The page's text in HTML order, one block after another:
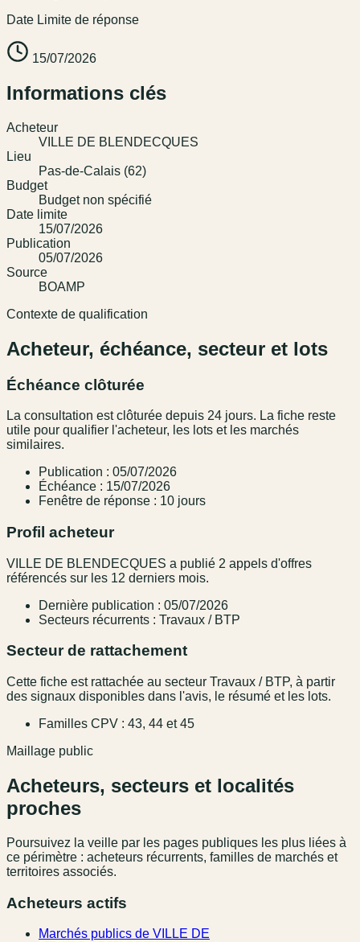
Date Limite de réponse
15/07/2026
Informations clés
Acheteur
VILLE DE BLENDECQUES
Lieu
Pas-de-Calais (62)
Budget
Budget non spécifié
Date limite
15/07/2026
Publication
05/07/2026
Source
BOAMP
Contexte de qualification
Acheteur, échéance, secteur et lots
Échéance clôturée
La consultation est clôturée depuis 24 jours. La fiche reste
utile pour qualifier l'acheteur, les lots et les marchés
similaires.
Publication : 05/07/2026
Échéance : 15/07/2026
Fenêtre de réponse : 10 jours
Profil acheteur
VILLE DE BLENDECQUES a publié 2 appels d'offres
référencés sur les 12 derniers mois.
Dernière publication : 05/07/2026
Secteurs récurrents : Travaux / BTP
Secteur de rattachement
Cette fiche est rattachée au secteur Travaux / BTP, à partir
des signaux disponibles dans l'avis, le résumé et les lots.
Familles CPV : 43, 44 et 45
Maillage public
Acheteurs, secteurs et localités
proches
Poursuivez la veille par les pages publiques les plus liées à
ce périmètre : acheteurs récurrents, familles de marchés et
territoires associés.
Acheteurs actifs
Marchés publics de VILLE DE